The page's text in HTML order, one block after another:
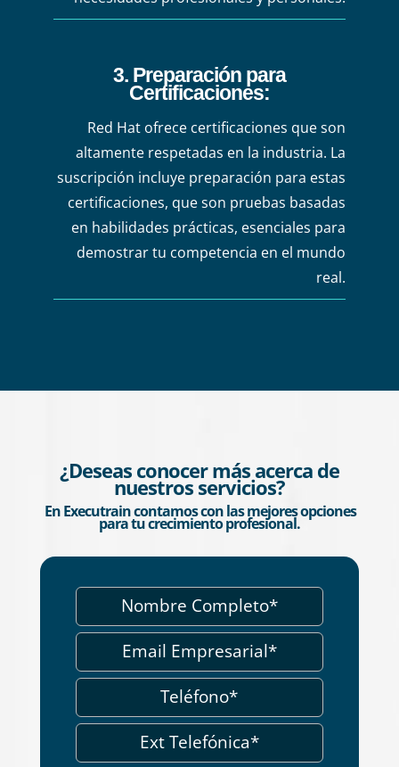
3. Preparación para
Certificaciones:
Red Hat ofrece certificaciones que son
altamente respetadas en la industria. La
suscripción incluye preparación para estas
certificaciones, que son pruebas basadas
en habilidades prácticas, esenciales para
demostrar tu competencia en el mundo
real.
¿Deseas conocer más acerca de
nuestros servicios?
En Executrain contamos con las mejores opciones
para tu crecimiento profesional.